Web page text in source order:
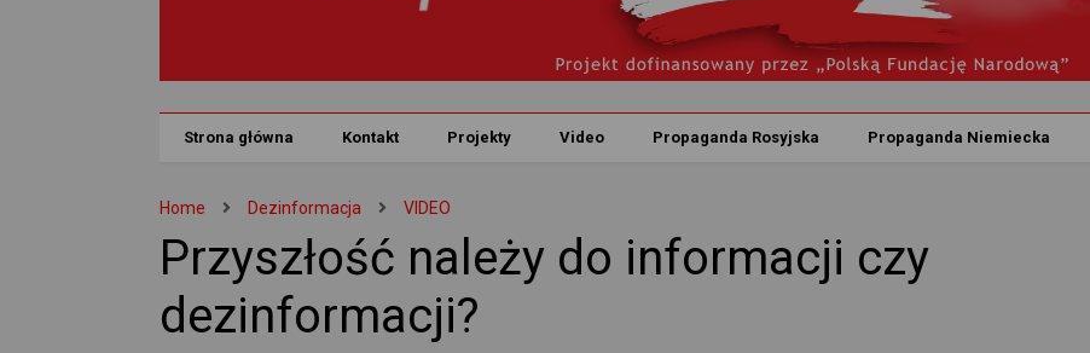
Strona główna Kontakt Projekty Video Propaganda Rosyjska Propaganda Niemiecka
Home Dezinformacja VIDEO
Przyszłość należy do informacji czy
dezinformacji?